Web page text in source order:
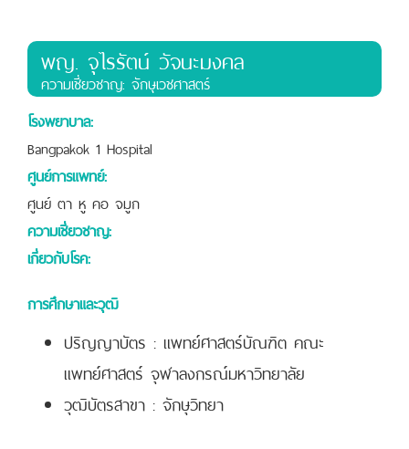
พญ. จุไรรัตน์ วัจนะมงคล
ความเชี่ยวชาญ: จักษุเวชศาสตร์
โรงพยาบาล:
Bangpakok 1 Hospital
ศูนย์การแพทย์:
ศูนย์ ตา หู คอ จมูก
ความเชี่ยวชาญ:
เกี่ยวกับโรค:
การศึกษาและวุฒิ
ปริญญาบัตร : แพทย์ศาสตร์บัณฑิต คณะ
แพทย์ศาสตร์ จุฬาลงกรณ์มหาวิทยาลัย
วุฒิบัตรสาขา : จักษุวิทยา